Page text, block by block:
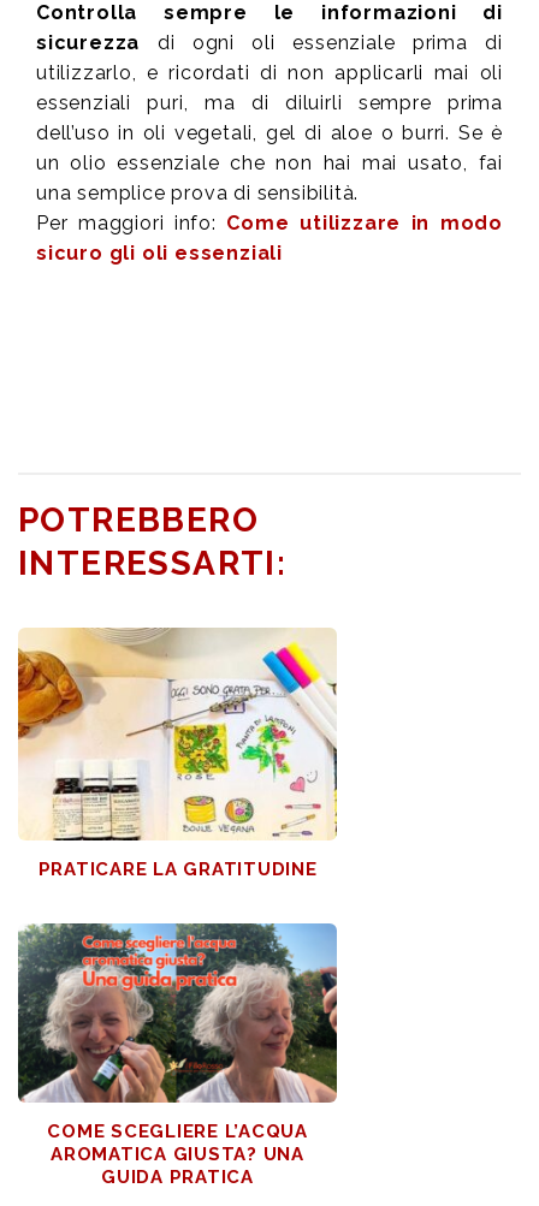
Controlla sempre le informazioni di
sicurezza di ogni oli essenziale prima di
utilizzarlo, e ricordati di non applicarli mai oli
essenziali puri, ma di diluirli sempre prima
dell’uso in oli vegetali, gel di aloe o burri. Se è
un olio essenziale che non hai mai usato, fai
una semplice prova di sensibilità.
Per maggiori info: Come utilizzare in modo
sicuro gli oli essenziali
POTREBBERO
INTERESSARTI:
PRATICARE LA GRATITUDINE
COME SCEGLIERE L’ACQUA
AROMATICA GIUSTA? UNA
GUIDA PRATICA